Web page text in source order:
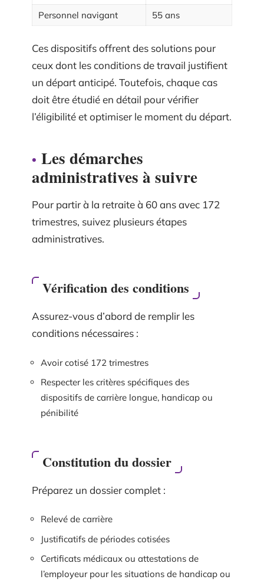
Personnel navigant
55 ans
Ces dispositifs offrent des solutions pour
ceux dont les conditions de travail justifient
un départ anticipé. Toutefois, chaque cas
doit être étudié en détail pour vérifier
l’éligibilité et optimiser le moment du départ.
Les démarches
administratives à suivre
Pour partir à la retraite à 60 ans avec 172
trimestres, suivez plusieurs étapes
administratives.
Vérification des conditions
Assurez-vous d’abord de remplir les
conditions nécessaires :
Avoir cotisé 172 trimestres
Respecter les critères spécifiques des
dispositifs de carrière longue, handicap ou
pénibilité
Constitution du dossier
Préparez un dossier complet :
Relevé de carrière
Justificatifs de périodes cotisées
Certificats médicaux ou attestations de
l’employeur pour les situations de handicap ou